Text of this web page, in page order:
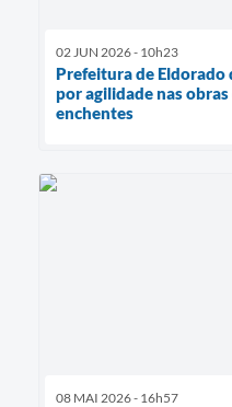
02 JUN 2026 - 10h23
Prefeitura de Eldorado
por agilidade nas
enchentes
08 MAI 2026 - 16h57